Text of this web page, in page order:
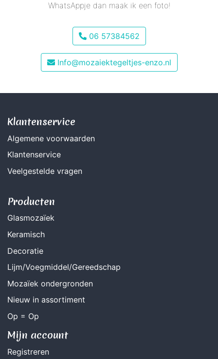
WhatsAppje dan maak ik een foto!
06 57384562
Info@mozaiektegeltjes-enzo.nl
Klantenservice
Algemene voorwaarden
Klantenservice
Veelgestelde vragen
Producten
Glasmozaïek
Keramisch
Decoratie
Lijm/Voegmiddel/Gereedschap
Mozaïek ondergronden
Nieuw in assortiment
Op = Op
Mijn account
Registreren